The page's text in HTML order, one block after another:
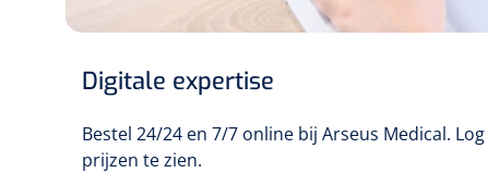
Digitale expertise
Bestel 24/24 en 7/7 online bij Arseus Medical.
prijzen te zien.